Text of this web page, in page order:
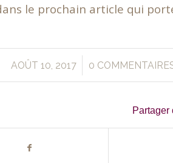
le prochain article qui
AOÛT 10, 2017
/ 0 /
Partager